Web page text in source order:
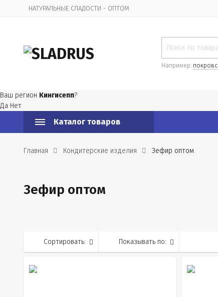
НАТУРАЛЬНЫЕ СЛАДОСТИ - ОПТОМ
Например:
Ваш регион Кингисепп?
Да Нет
Каталог товаров
Главная Кондитерские изделия Зефир оптом
Зефир оптом
Сортировать: Показывать по: